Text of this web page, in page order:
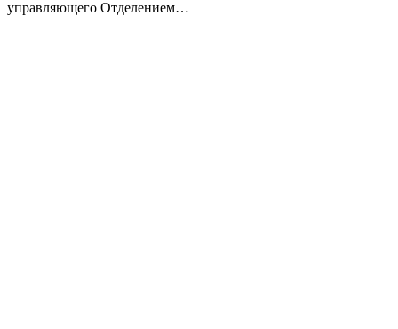
управляющего Отделением…